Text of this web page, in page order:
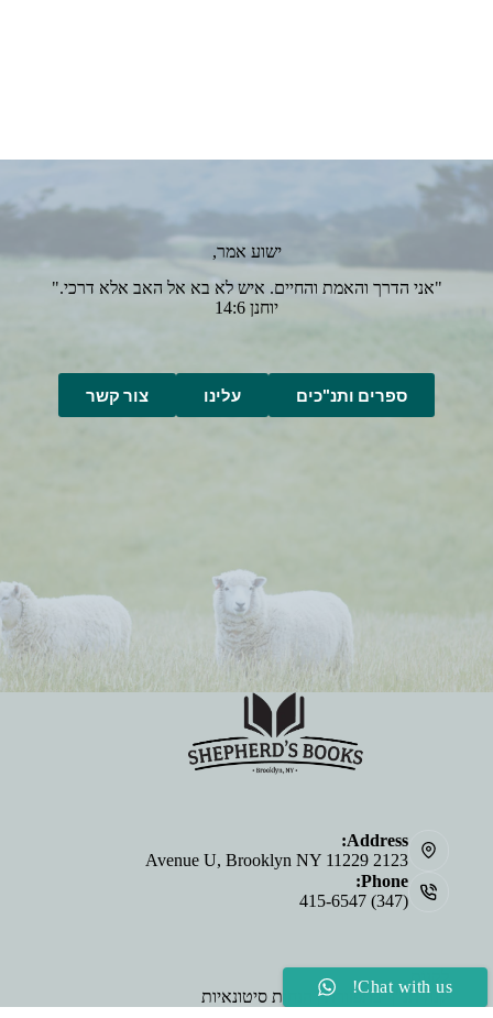
ישוע אמר,
"אני הדרך והאמת והחיים. איש לא בא אל האב אלא דרכי."
יוחנן 14:6
ספרים ותנ"כים עלינו צור קשר
Address:
2123 Avenue U, Brooklyn NY 11229
Phone:
(347) 415-6547
לִקְנוֹת
קנה תנ"ך בתפזורת | הנחות סיטונאיות
Chat with us!